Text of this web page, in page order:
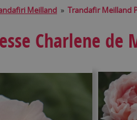
Meilland » Trandafir Meilland
Charlene de